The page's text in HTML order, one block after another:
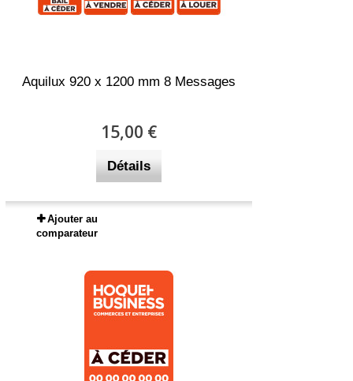
Aquilux 920 x 1200 mm 8 Messages
15,00 €
Détails
Ajouter au
comparateur